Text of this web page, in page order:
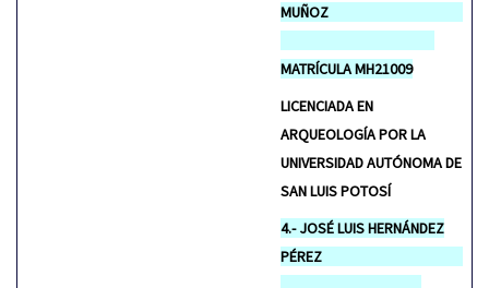
MUÑOZ
MATRÍCULA MH21009
LICENCIADA EN
ARQUEOLOGÍA POR LA
UNIVERSIDAD AUTÓNOMA DE
SAN LUIS POTOSÍ
4.- JOSÉ LUIS HERNÁNDEZ
PÉREZ